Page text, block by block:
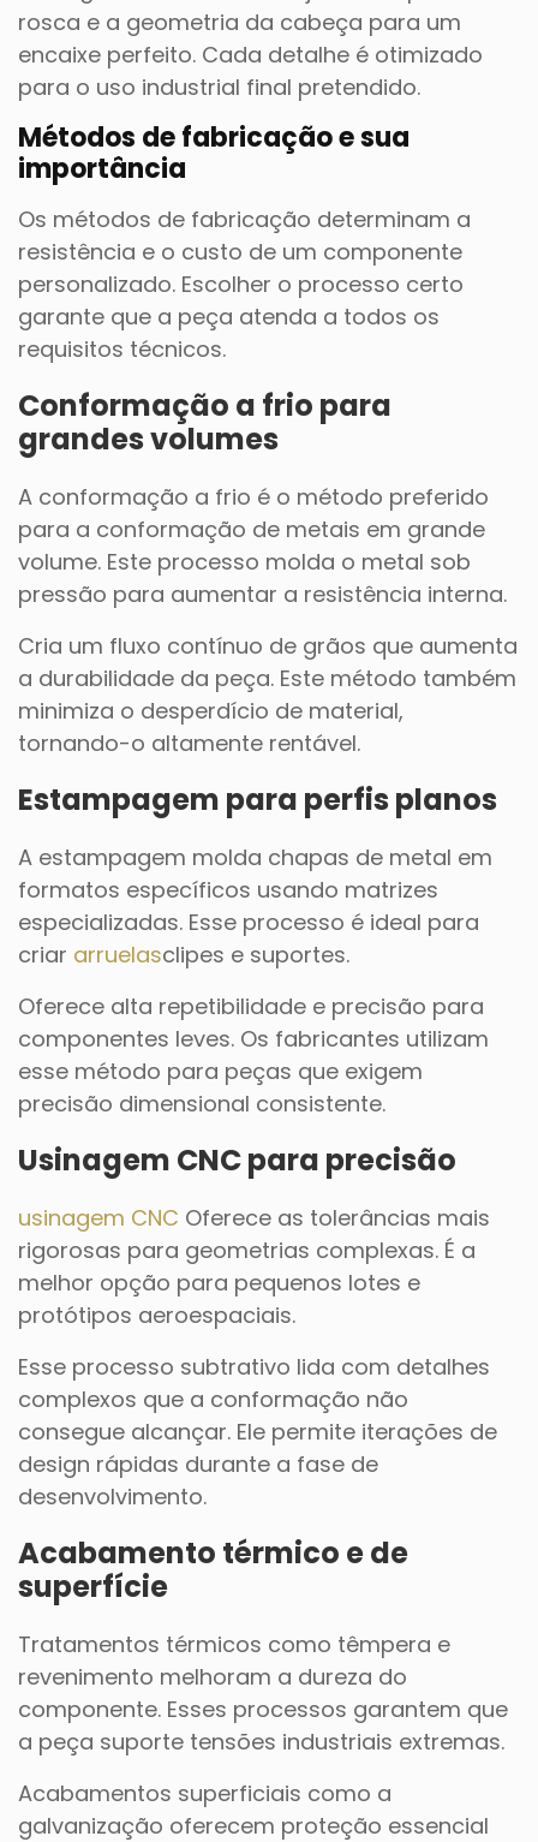
rosca e a geometria da cabeça para um
encaixe perfeito. Cada detalhe é otimizado
para o uso industrial final pretendido.
Métodos de fabricação e sua
importância
Os métodos de fabricação determinam a
resistência e o custo de um componente
personalizado. Escolher o processo certo
garante que a peça atenda a todos os
requisitos técnicos.
Conformação a frio para
grandes volumes
A conformação a frio é o método preferido
para a conformação de metais em grande
volume. Este processo molda o metal sob
pressão para aumentar a resistência interna.
Cria um fluxo contínuo de grãos que aumenta
a durabilidade da peça. Este método também
minimiza o desperdício de material,
tornando-o altamente rentável.
Estampagem para perfis planos
A estampagem molda chapas de metal em
formatos específicos usando matrizes
especializadas. Esse processo é ideal para
criar arruelasclipes e suportes.
Oferece alta repetibilidade e precisão para
componentes leves. Os fabricantes utilizam
esse método para peças que exigem
precisão dimensional consistente.
Usinagem CNC para precisão
usinagem CNC Oferece as tolerâncias mais
rigorosas para geometrias complexas. É a
melhor opção para pequenos lotes e
protótipos aeroespaciais.
Esse processo subtrativo lida com detalhes
complexos que a conformação não
consegue alcançar. Ele permite iterações de
design rápidas durante a fase de
desenvolvimento.
Acabamento térmico e de
superfície
Tratamentos térmicos como têmpera e
revenimento melhoram a dureza do
componente. Esses processos garantem que
a peça suporte tensões industriais extremas.
Acabamentos superficiais como a
galvanização oferecem proteção essencial